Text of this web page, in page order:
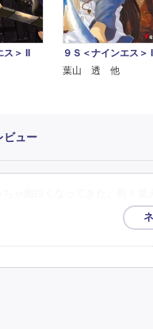
＞ II
９Ｓ＜ナインエス＞ III
葉山 透 他
ビュー